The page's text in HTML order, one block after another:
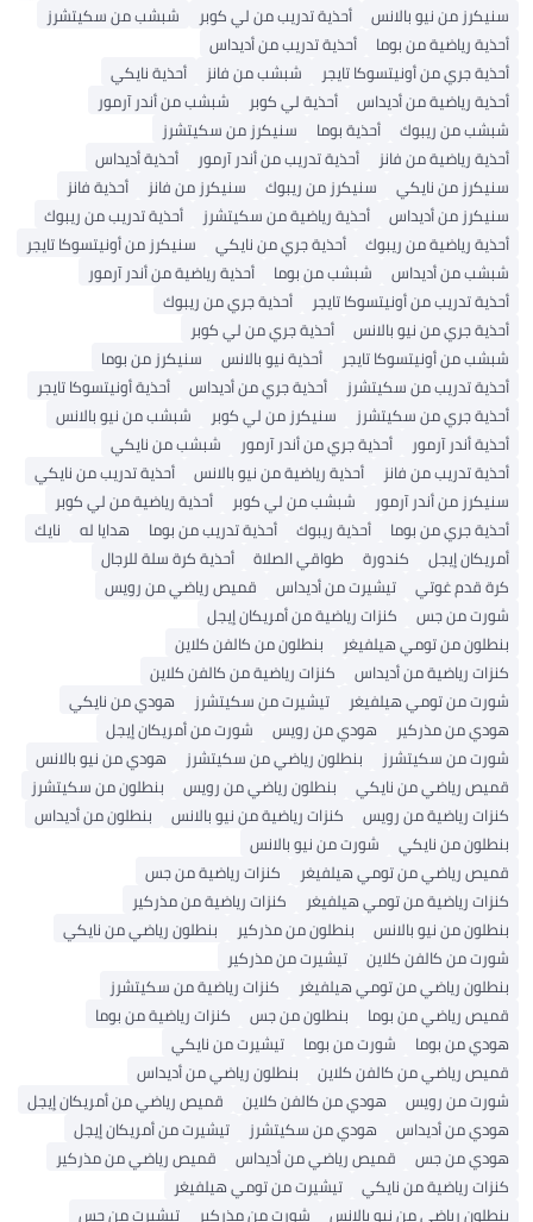
سنيكرز من نيو بالانس
أحذية تدريب من لي كوبر
شبشب من سكيتشرز
أحذية رياضية من بوما
أحذية تدريب من أديداس
أحذية جري من أونيتسوكا تايجر
شبشب من فانز
أحذية نايكي
أحذية رياضية من أديداس
أحذية لي كوبر
شبشب من أندر آرمور
شبشب من ريبوك
أحذية بوما
سنيكرز من سكيتشرز
أحذية رياضية من فانز
أحذية تدريب من أندر آرمور
أحذية أديداس
سنيكرز من نايكي
سنيكرز من ريبوك سنيكرز من فانز
أحذية فانز
سنيكرز من أديداس
أحذية رياضية من سكيتشرز
أحذية تدريب من ريبوك
أحذية رياضية من ريبوك
أحذية جري من نايكي
سنيكرز من أونيتسوكا تايجر
شبشب من أديداس
شبشب من بوما
أحذية رياضية من أندر آرمور
أحذية تدريب من أونيتسوكا تايجر
أحذية جري من ريبوك
أحذية جري من نيو بالانس
أحذية جري من لي كوبر
شبشب من أونيتسوكا تايجر
أحذية نيو بالانس
سنيكرز من بوما
أحذية تدريب من سكيتشرز
أحذية جري من أديداس
أحذية أونيتسوكا تايجر
أحذية جري من سكيتشرز
سنيكرز من لي كوبر
شبشب من نيو بالانس
أحذية أندر آرمور
أحذية جري من أندر آرمور
شبشب من نايكي
أحذية تدريب من فانز
أحذية رياضية من نيو بالانس
أحذية تدريب من نايكي
سنيكرز من أندر آرمور
شبشب من لي كوبر
أحذية رياضية من لي كوبر
أحذية جري من بوما
أحذية ريبوك أحذية تدريب من بوما هدايا له
نايك
أمريكان إيجل
كندورة طواقي الصلاة
أحذية كرة سلة للرجال
كرة قدم غوتي
تيشيرت من أديداس
قميص رياضي من رويس
شورت من جس
كنزات رياضية من أمريكان إيجل
بنطلون من تومي هيلفيغر
بنطلون من كالفن كلاين
كنزات رياضية من أديداس
كنزات رياضية من كالفن كلاين
شورت من تومي هيلفيغر
تيشيرت من سكيتشرز
هودي من نايكي
هودي من مذركير
هودي من رويس
شورت من أمريكان إيجل
شورت من سكيتشرز
بنطلون رياضي من سكيتشرز
هودي من نيو بالانس
قميص رياضي من نايكي
بنطلون رياضي من رويس
بنطلون من سكيتشرز
كنزات رياضية من رويس
كنزات رياضية من نيو بالانس
بنطلون من أديداس
بنطلون من نايكي
شورت من نيو بالانس
قميص رياضي من تومي هيلفيغر
كنزات رياضية من جس
كنزات رياضية من تومي هيلفيغر
كنزات رياضية من مذركير
بنطلون من نيو بالانس
بنطلون من مذركير
بنطلون رياضي من نايكي
شورت من كالفن كلاين
تيشيرت من مذركير
بنطلون رياضي من تومي هيلفيغر
كنزات رياضية من سكيتشرز
قميص رياضي من بوما
بنطلون من جس
كنزات رياضية من بوما
هودي من بوما
شورت من بوما
تيشيرت من نايكي
قميص رياضي من كالفن كلاين
بنطلون رياضي من أديداس
شورت من رويس
هودي من كالفن كلاين
قميص رياضي من أمريكان إيجل
هودي من أديداس
هودي من سكيتشرز
تيشيرت من أمريكان إيجل
هودي من جس
قميص رياضي من أديداس
قميص رياضي من مذركير
كنزات رياضية من نايكي
تيشيرت من تومي هيلفيغر
بنطلون رياضي من نيو بالانس
شورت من مذركير
تيشيرت من جس